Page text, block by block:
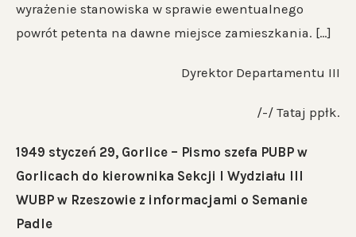
wyrażenie stanowiska w sprawie ewentualnego
powrót petenta na dawne miejsce zamieszkania. […]
Dyrektor Departamentu III
/-/ Tataj ppłk.
1949 styczeń 29, Gorlice – Pismo szefa PUBP w
Gorlicach do kierownika Sekcji I Wydziału III
WUBP w Rzeszowie z informacjami o Semanie
Padle